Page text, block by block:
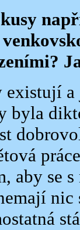
a
byla
aby se
nic